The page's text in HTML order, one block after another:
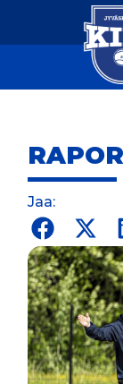
Jaa: